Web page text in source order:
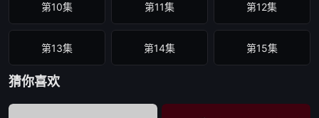
第10集 第11集 第12集
第13集 第14集 第15集
第16集
猜你喜欢